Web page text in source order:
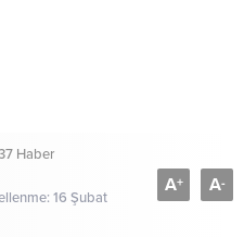
Haber
16 Şubat
A+ A-